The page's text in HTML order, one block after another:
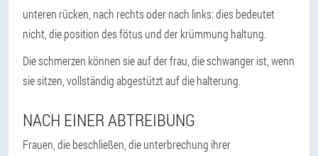
unteren rücken, nach rechts oder nach links: dies bedeutet
nicht, die position des fötus und der krümmung haltung.
Die schmerzen können sie auf der frau, die schwanger ist, wenn
sie sitzen, vollständig abgestützt auf die halterung.
NACH EINER ABTREIBUNG
Frauen, die beschließen, die unterbrechung ihrer